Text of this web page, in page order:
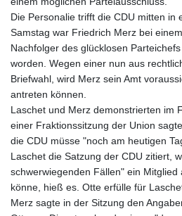
Die Personalie trifft die CDU mitten in
Samstag war Friedrich Merz bei
Nachfolger des glücklosen
worden. Wegen einer nun aus
Briefwahl, wird Merz sein Amt
antreten können.
Laschet und Merz demonstrierten im
einer Fraktionssitzung der Union
die CDU müsse "noch am heutigen
Laschet die Satzung der CDU zitiert,
schwerwiegenden Fällen" ein Mitglied
könne, hieß es. Otte erfülle für
Merz sagte in der Sitzung den